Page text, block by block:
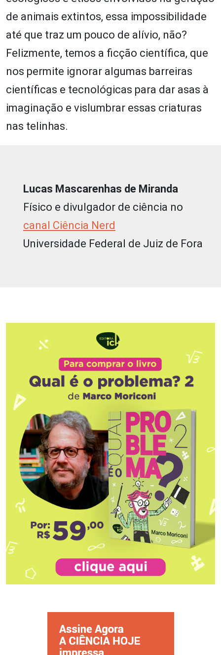
de animais extintos, essa impossibilidade
até que traz um pouco de alívio, não?
Felizmente, temos a ficção científica, que
nos permite ignorar algumas barreiras
científicas e tecnológicas para dar asas à
imaginação e vislumbrar essas criaturas
nas telinhas.
Lucas Mascarenhas de Miranda
Físico e divulgador de ciência no
canal Ciência Nerd
Universidade Federal de Juiz de Fora